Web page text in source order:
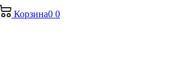
Корзина0 0